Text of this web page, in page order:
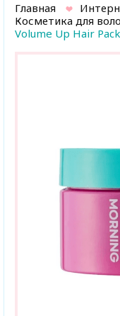
Главная
Косметика для
Volume Up Hair